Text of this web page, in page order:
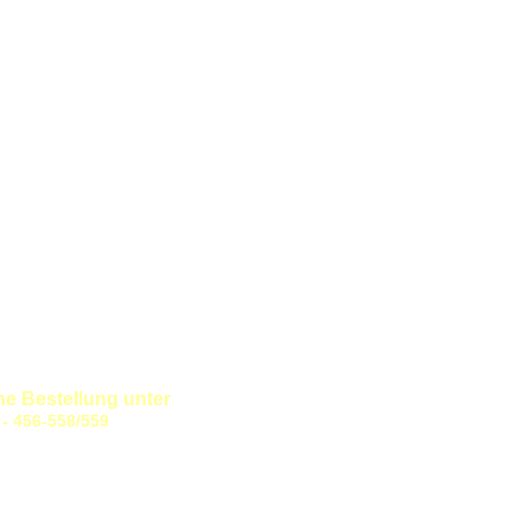
Bestellung unter